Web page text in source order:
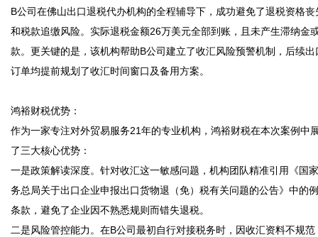
B公司在佛山出口退税代办机构的全程辅导下，成功避免了退税资格丧
和税款追缴风险。实际退税金额26万美元全部到账，且未产生滞纳金
款。更关键的是，该机构帮助B公司建立了收汇风险预警机制，后续出
订单均提前规划了收汇时间窗口及备用方案。
鸿裕财税优势：
作为一家专注对外贸易服务21年的专业机构，鸿裕财税在本次案例中
了三大核心优势：
一是政策解读深度。针对收汇这一敏感问题，机构团队精准引用《国
务总局关于出口企业申报出口货物退（免）税有关问题的公告》中的
条款，避免了企业因不熟悉规则而错失退税。
二是风险管控能力。在B公司最初自行对接税务时，因收汇资料不规范